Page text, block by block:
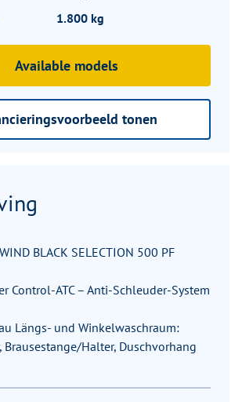
1.800 kg
Available models
tonen
BLACK SELECTION 500 PF
Control-ATC – Anti-Schleuder-System
Längs- und Winkelwaschraum:
Brausestange/Halter, Duschvorhang